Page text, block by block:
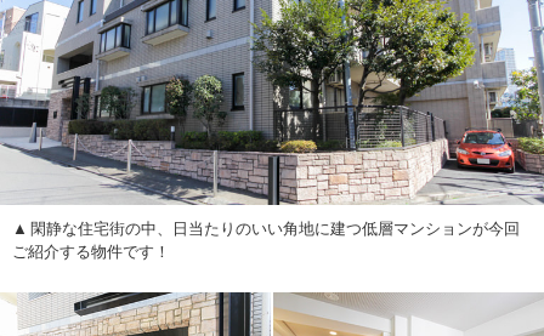
閑静な住宅街の中、日当たりのいい角地に建つ低層マンションが今回
ご紹介する物件です！